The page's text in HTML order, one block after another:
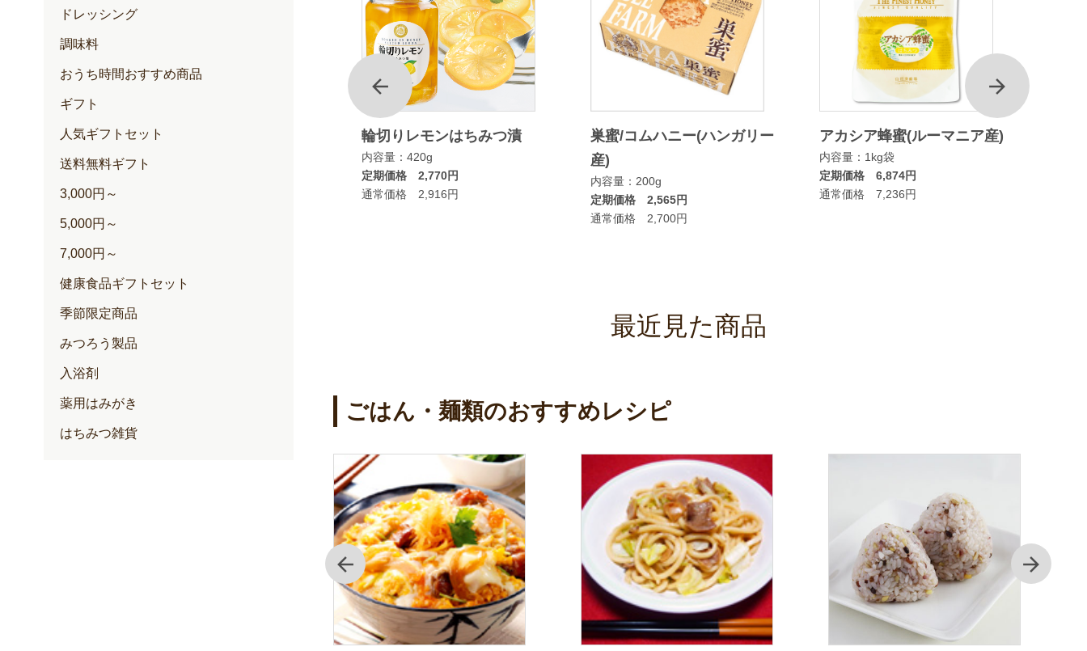
前
100+(クリー ゆずハニードリンク
内容量：500ml入
輪切りレモンはちみつ漬
内容量：420g
定期価格 2,770円
通常価格 2,916円
巣蜜/コムハニー(ハンガリー
産)
内容量：200g
定期価格 2,565円
通常価格 2,700円
アカシア蜂蜜(ルーマニア産)
内容量：1kg袋
定期価格 6,874円
通常価格 7,236円
次
最近見た商品
ごはん・麺類のおすすめレシピ
前 次
ドレッシング
調味料
おうち時間おすすめ商品
ギフト
人気ギフトセット
送料無料ギフト
3,000円～
5,000円～
7,000円～
健康食品ギフトセット
季節限定商品
みつろう製品
入浴剤
薬用はみがき
はちみつ雑貨